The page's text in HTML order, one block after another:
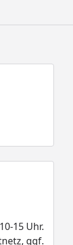
15 Uhr.
ggf.